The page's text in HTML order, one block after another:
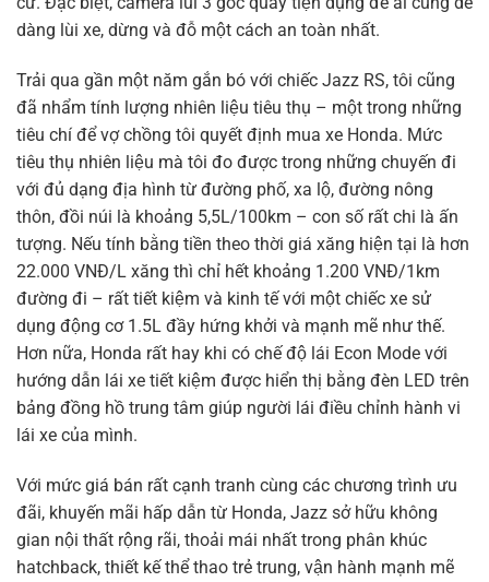
dàng lùi xe, dừng và đỗ một cách an toàn nhất.
Trải qua gần một năm gắn bó với chiếc Jazz RS, tôi cũng
đã nhẩm tính lượng nhiên liệu tiêu thụ – một trong những
tiêu chí để vợ chồng tôi quyết định mua xe Honda. Mức
tiêu thụ nhiên liệu mà tôi đo được trong những chuyến đi
với đủ dạng địa hình từ đường phố, xa lộ, đường nông
thôn, đồi núi là khoảng 5,5L/100km – con số rất chi là ấn
tượng. Nếu tính bằng tiền theo thời giá xăng hiện tại là hơn
22.000 VNĐ/L xăng thì chỉ hết khoảng 1.200 VNĐ/1km
đường đi – rất tiết kiệm và kinh tế với một chiếc xe sử
dụng động cơ 1.5L đầy hứng khởi và mạnh mẽ như thế.
Hơn nữa, Honda rất hay khi có chế độ lái Econ Mode với
hướng dẫn lái xe tiết kiệm được hiển thị bằng đèn LED trên
bảng đồng hồ trung tâm giúp người lái điều chỉnh hành vi
lái xe của mình.
Với mức giá bán rất cạnh tranh cùng các chương trình ưu
đãi, khuyến mãi hấp dẫn từ Honda, Jazz sở hữu không
gian nội thất rộng rãi, thoải mái nhất trong phân khúc
hatchback, thiết kế thể thao trẻ trung, vận hành mạnh mẽ